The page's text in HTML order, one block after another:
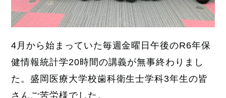
4月から始まっていた毎週金曜日午後のR6年保
健情報統計学20時間の講義が無事終わりまし
た。盛岡医療大学校歯科衛生士学科3年生の皆
さんご苦労様でした。